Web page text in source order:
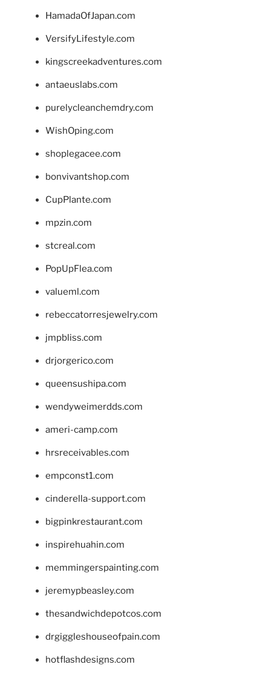
HamadaOfJapan.com
VersifyLifestyle.com
kingscreekadventures.com
antaeuslabs.com
purelycleanchemdry.com
WishOping.com
shoplegacee.com
bonvivantshop.com
CupPlante.com
mpzin.com
stcreal.com
PopUpFlea.com
valueml.com
rebeccatorresjewelry.com
jmpbliss.com
drjorgerico.com
queensushipa.com
wendyweimerdds.com
ameri-camp.com
hrsreceivables.com
empconst1.com
cinderella-support.com
bigpinkrestaurant.com
inspirehuahin.com
memmingerspainting.com
jeremypbeasley.com
thesandwichdepotcos.com
drgiggleshouseofpain.com
hotflashdesigns.com